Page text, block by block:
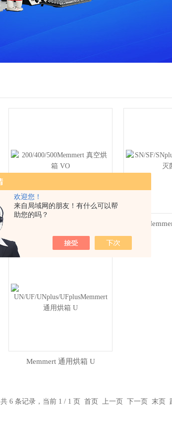
欢迎您！
来自局域网的朋友！有什么可以帮
助您的吗？
Memmert 通用烘箱 U
共 6 条记录，当前 1 / 1 页 首页 上一页 下一页 末页